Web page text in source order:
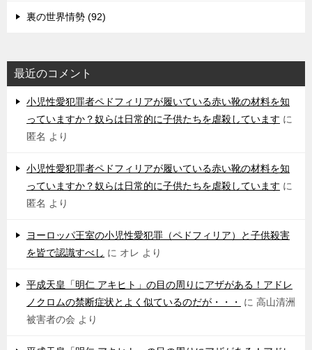
裏の世界情勢 (92)
最近のコメント
小児性愛犯罪者ペドフィリアが履いている赤い靴の材料を知
っていますか？奴らは日常的に子供たちを虐殺しています に
匿名 より
小児性愛犯罪者ペドフィリアが履いている赤い靴の材料を知
っていますか？奴らは日常的に子供たちを虐殺しています に
匿名 より
ヨーロッパ王室の小児性愛犯罪（ペドフィリア）と子供殺害
を皆で認識すべし に オレ より
平成天皇「明仁 アキヒト」の目の周りにアザがある！アドレ
ノクロムの禁断症状とよく似ているのだが・・・
に 高山清洲
被害者の会 より